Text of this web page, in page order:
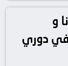
و
هويسكا بتاريخ 2024-07-24 في دوري